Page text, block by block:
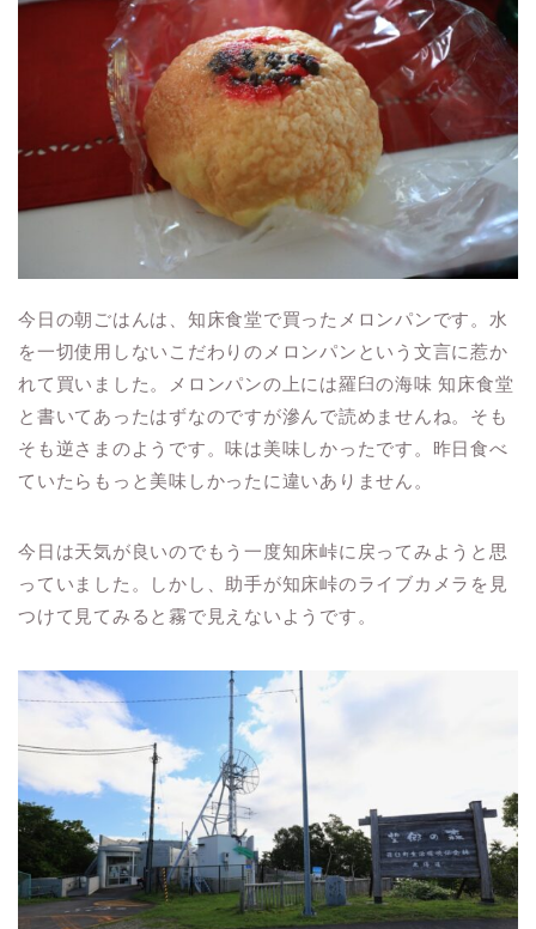
今日の朝ごはんは、知床食堂で買ったメロンパンです。水
を一切使用しないこだわりのメロンパンという文言に惹か
れて買いました。メロンパンの上には羅臼の海味 知床食堂
と書いてあったはずなのですが滲んで読めませんね。そも
そも逆さまのようです。味は美味しかったです。昨日食べ
ていたらもっと美味しかったに違いありません。
今日は天気が良いのでもう一度知床峠に戻ってみようと思
っていました。しかし、助手が知床峠のライブカメラを見
つけて見てみると霧で見えないようです。